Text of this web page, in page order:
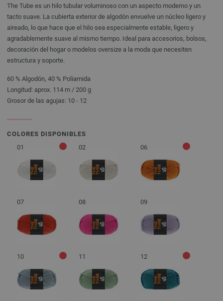
The Tube es un hilo tubular voluminoso con un aspecto moderno y un
tacto suave. La cubierta exterior de algodón envuelve un núcleo ligero y
aireado, lo que hace que el hilo sea especialmente estable, ligero y
agradablemente suave al mismo tiempo. Ideal para accesorios, bolsos,
decoración del hogar o modelos oversize a la moda que necesiten
estructura y soporte.
60 % Algodón, 40 % Poliamida
Longitud: aprox. 114 m / 200 g
Grosor de las agujas: 10 - 12
COLORES DISPONIBLES
01
02 06
07 08 09
10 11 12